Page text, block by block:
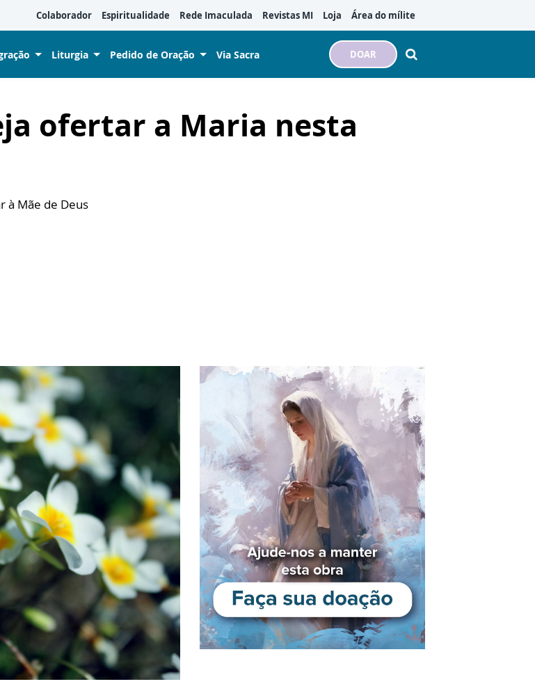
Colaborador Espiritualidade Rede Imaculada Revistas MI Loja Área do mílite
Liturgia Pedido de Oração Via Sacra DOAR
ofertar a Maria nesta
à Mãe de Deus